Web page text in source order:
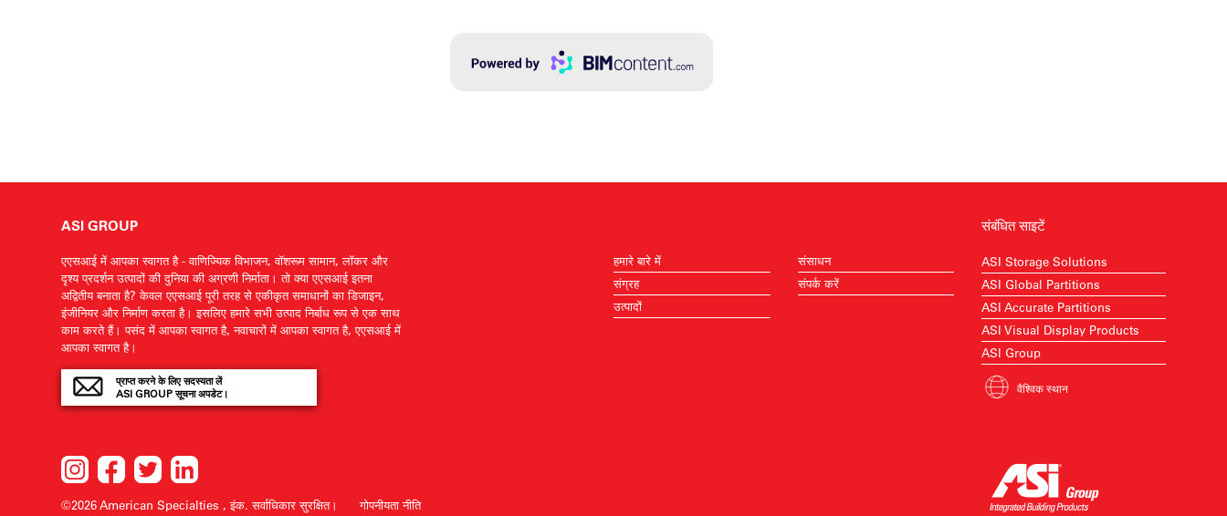
ASI GROUP
एएसआई में आपका स्वागत है - वाणिज्यिक विभाजन, वॉशरूम सामान, लॉकर और
दृश्य प्रदर्शन उत्पादों की दुनिया की अग्रणी निर्माता। तो क्या एएसआई इतना
अद्वितीय बनाता है? केवल एएसआई पूरी तरह से एकीकृत समाधानों का डिजाइन,
इंजीनियर और निर्माण करता है। इसलिए हमारे सभी उत्पाद निर्बाध रूप से एक साथ
काम करते हैं। पसंद में आपका स्वागत है, नवाचारों में आपका स्वागत है, एएसआई में
आपका स्वागत है।
प्राप्त करने के लिए सदस्यता लें
ASI GROUP सूचना अपडेट।
हमारे बारे में
संग्रह
उत्पादों
संसाधन
संपर्क करें
संबंधित साइटें
ASI Storage Solutions
ASI Global Partitions
ASI Accurate Partitions
ASI Visual Display Products
ASI Group
वैश्विक स्थान
©2026 American Specialties , इंक. सर्वाधिकार सुरक्षित। गोपनीयता नीति